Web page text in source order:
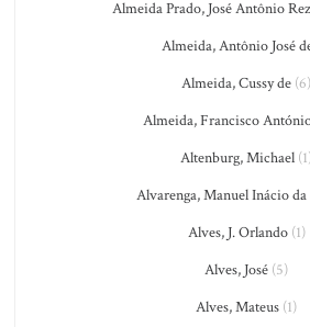
Almeida Prado, José Antônio
Almeida, Antônio José
Almeida, Cussy de (6)
Almeida, Francisco
Altenburg, Michael
Alvarenga, Manuel Inácio
Alves, J. Orlando(1)
Alves, José (5)
Alves, Mateus (1)